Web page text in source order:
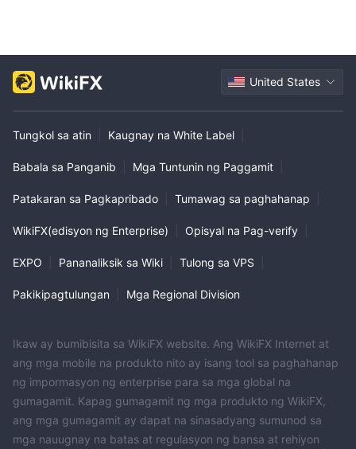
United States
Tungkol sa atin Kaugnay na White Label
Babala sa Panganib Mga Tuntunin ng Paggamit
Patakaran sa Pagkapribado Tumawag sa paghahanap
WikiFX(edisyon ng Enterprise) Opisyal na Pag-verify
EXPO Pananaliksik sa Wiki Tulong sa VPS
Pakikipagtulungan Mga Regional Division
Ikaw ay bumibisita sa WikiFX website. Ang WikiFX Internet at
ang mga mobile na produkto nito ay isang tool sa paghahanap
ng impormasyon ng enterprise para sa mga global na
gumagamit. Kapag gumagamit ng mga produkto ng WikiFX,
ang mga gumagamit ay dapat na sinasadyang sumunod sa
mga nauugnay na batas at regulasyon ng bansa at rehiyon